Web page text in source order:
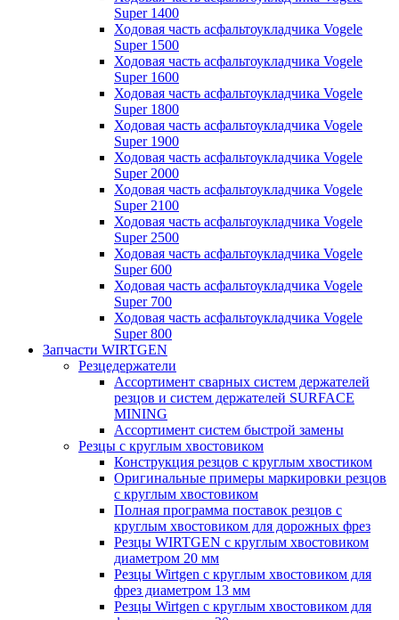
Super 1400
Ходовая часть асфальтоукладчика Vogele
Super 1500
Ходовая часть асфальтоукладчика Vogele
Super 1600
Ходовая часть асфальтоукладчика Vogele
Super 1800
Ходовая часть асфальтоукладчика Vogele
Super 1900
Ходовая часть асфальтоукладчика Vogele
Super 2000
Ходовая часть асфальтоукладчика Vogele
Super 2100
Ходовая часть асфальтоукладчика Vogele
Super 2500
Ходовая часть асфальтоукладчика Vogele
Super 600
Ходовая часть асфальтоукладчика Vogele
Super 700
Ходовая часть асфальтоукладчика Vogele
Super 800
Запчасти WIRTGEN
Резцедержатели
Ассортимент сварных систем держателей
резцов и систем держателей SURFACE
MINING
Ассортимент систем быстрой замены
Резцы с круглым хвостовиком
Конструкция резцов с круглым хвостиком
Оригинальные примеры маркировки резцов
с круглым хвостовиком
Полная программа поставок резцов с
круглым хвостовиком для дорожных фрез
Резцы WIRTGEN с круглым хвостовиком
диаметром 20 мм
Резцы Wirtgen с круглым хвостовиком для
фрез диаметром 13 мм
Резцы Wirtgen с круглым хвостовиком для